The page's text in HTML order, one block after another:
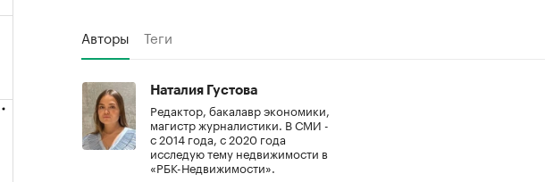
Авторы Теги
Наталия Густова
Редактор, бакалавр экономики,
магистр журналистики. В СМИ -
с 2014 года, с 2020 года
исследую тему недвижимости в
«РБК-Недвижимости».